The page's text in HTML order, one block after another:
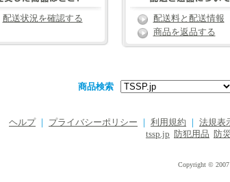
配送状況を確認する
配送料と配送情報
商品を返品する
商品検索
ヘルプ プライバシーポリシー 利用規約 法規表
tssp.jp
防犯用品 防
Copyright © 2007